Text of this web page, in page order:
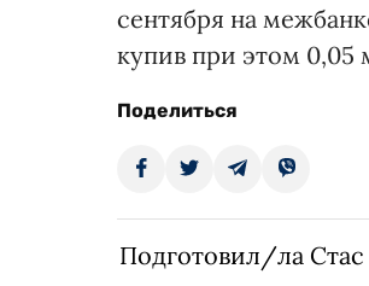
сентября на
купив при этом 0,05
Поделиться
Подготовил/ла